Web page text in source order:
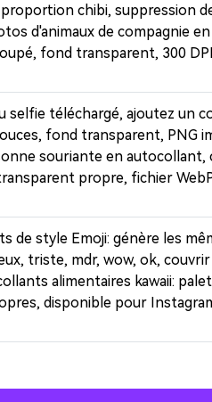
proportion chibi, suppression
d'animaux de compagnie
fond transparent, 300
selfie téléchargé, ajoutez un
fond transparent, PNG
souriante en autocollant,
propre, fichier
de style Emoji: génère les
triste, mdr, wow, ok,
alimentaires kawaii:
disponible pour